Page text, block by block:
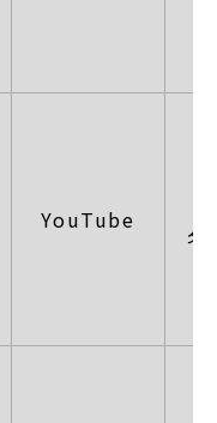
YouTube
名